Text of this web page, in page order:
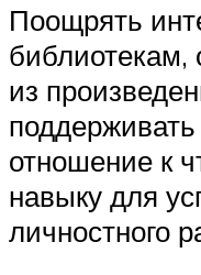
Поощрять
библиотекам,
из
отношение к
навыку для
личностного